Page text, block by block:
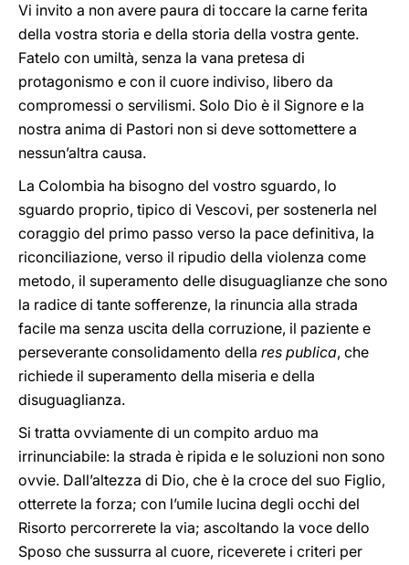
Vi invito a non avere paura di toccare la carne ferita
della vostra storia e della storia della vostra gente.
Fatelo con umiltà, senza la vana pretesa di
protagonismo e con il cuore indiviso, libero da
compromessi o servilismi. Solo Dio è il Signore e la
nostra anima di Pastori non si deve sottomettere a
nessun’altra causa.
La Colombia ha bisogno del vostro sguardo, lo
sguardo proprio, tipico di Vescovi, per sostenerla nel
coraggio del primo passo verso la pace definitiva, la
riconciliazione, verso il ripudio della violenza come
metodo, il superamento delle disuguaglianze che sono
la radice di tante sofferenze, la rinuncia alla strada
facile ma senza uscita della corruzione, il paziente e
perseverante consolidamento della res publica, che
richiede il superamento della miseria e della
disuguaglianza.
Si tratta ovviamente di un compito arduo ma
irrinunciabile: la strada è ripida e le soluzioni non sono
ovvie. Dall’altezza di Dio, che è la croce del suo Figlio,
otterrete la forza; con l’umile lucina degli occhi del
Risorto percorrerete la via; ascoltando la voce dello
Sposo che sussurra al cuore, riceverete i criteri per